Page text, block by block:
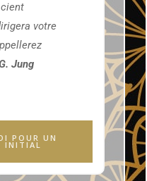
votre
Jung
POUR UN
INITIAL